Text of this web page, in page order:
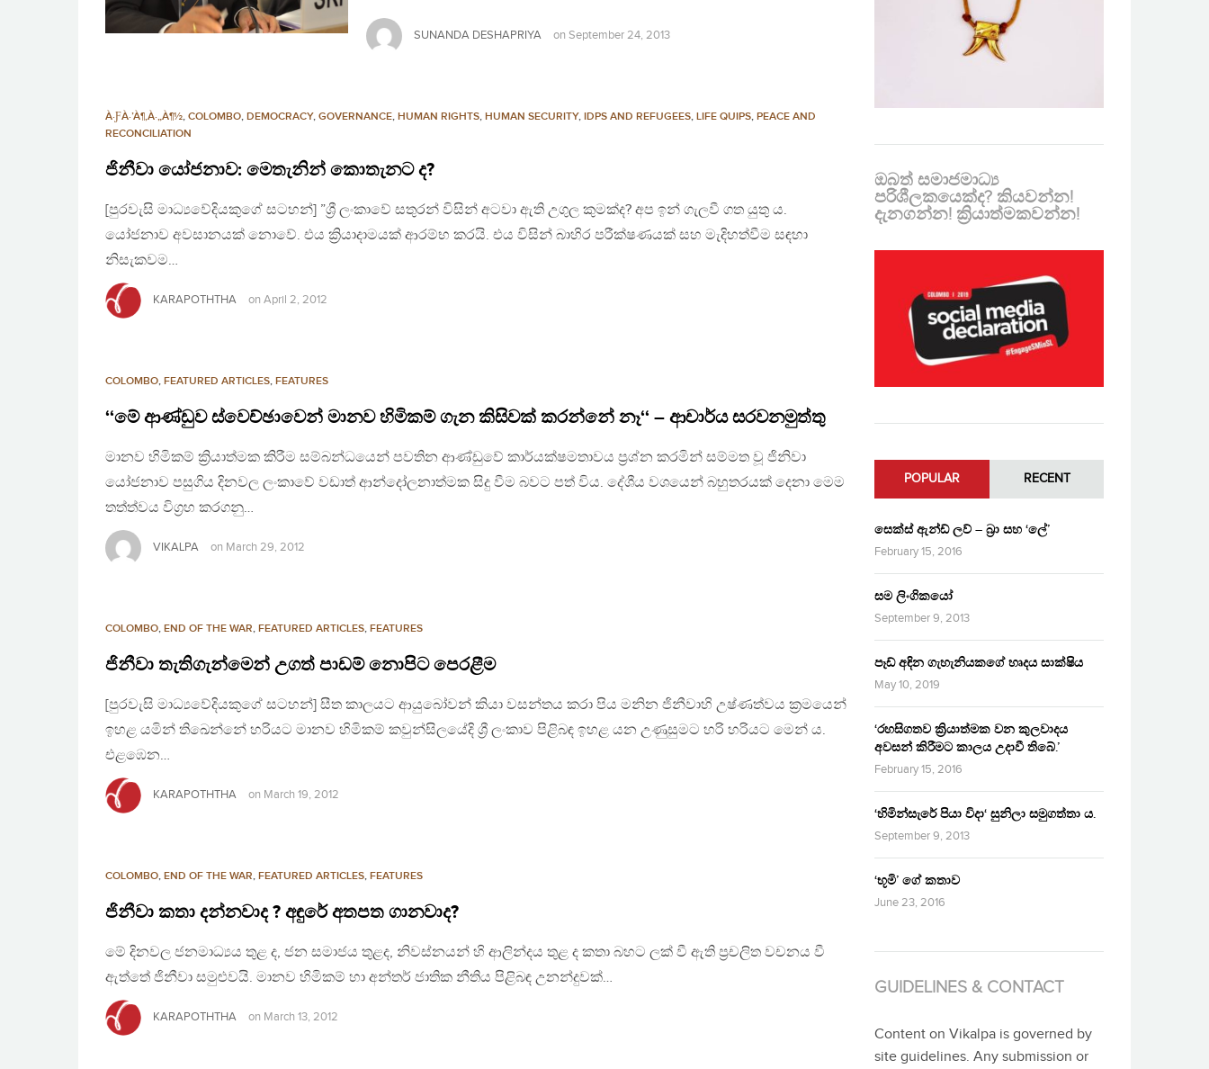
SUNANDA DESHAPRIYA on September 24, 2013
À·ƑÀ·’À¶‚À·„À¶½, COLOMBO, DEMOCRACY, GOVERNANCE, HUMAN RIGHTS, HUMAN SECURITY, IDPS AND REFUGEES, LIFE QUIPS, PEACE AND
RECONCILIATION
ජිනීවා යෝජනාව: මෙතැනින් කොතැනට ද?
[පුරවැසි මාධ්‍යවේදියකුගේ සටහන්] ”ශ්‍රී ලංකාවේ සතුරන් විසින් අටවා ඇති උගුල කුමක්ද? අප ඉන් ගැලවී ගත යුතු ය.
යෝජනාව අවසානයක් නොවේ. එය ක්‍රියාදාමයක් ආරම්භ කරයි. එය විසින් බාහිර පරීක්ෂණයක් සහ මැදිහත්වීම සඳහා
නිසැකවම…
KARAPOTHTHA on April 2, 2012
COLOMBO, FEATURED ARTICLES, FEATURES
‘‘මේ ආණ්ඩුව ස්වෙච්ඡාවෙන් මානව හිමිකම් ගැන කිසිවක් කරන්නේ නෑ‘‘ – ආචාර්ය සරවනමුත්තු
මානව හිමිකම් ක්‍රියාත්මක කිරීම සම්බන්ධයෙන් පවතින ආණ්ඩුවේ කාර්යක්ෂමතාවය ප්‍රශ්න කරමින් සම්මත වූ ජිනිවා
යෝජනාව පසුගිය දිනවල ලංකාවේ වඩාත් ආන්දෝලනාත්මක සිදු වීම බවට පත් විය. දේශීය වශයෙන් බහුතරයක් දෙනා මෙම
තත්ත්වය විග්‍රහ කරගනු…
VIKALPA on March 29, 2012
COLOMBO, END OF THE WAR, FEATURED ARTICLES, FEATURES
ජිනීවා තැතිගැන්මෙන් උගත් පාඩම් නොපිට පෙරළීම
[පුරවැසි මාධ්‍යවේදියකුගේ සටහන්] සීත කාලයට ආයුබෝවන් කියා වසන්තය කරා පිය මනින ජිනීවාහි උෂ්ණත්වය ක්‍රමයෙන්
ඉහළ යමින් තිඛෙන්නේ හරියට මානව හිමිකම් කවුන්සිලයේදි ශ්‍රී ලංකාව පිළිබඳ ඉහළ යන උණුසුමට හරි හරියට මෙන් ය.
එළඹෙන…
KARAPOTHTHA on March 19, 2012
COLOMBO, END OF THE WAR, FEATURED ARTICLES, FEATURES
ජිනීවා කතා දන්නවාද ? අඳුරේ අතපත ගානවාද?
මේ දිනවල ජනමාධ්‍යය තුළ ද, ජන සමාජය තුළද, නිවස්නයන් හි ආලින්දය තුළ ද කතා බහට ලක් වී ඇති ප්‍රචලිත වචනය වී
ඇත්තේ ජිනීවා සමුළුවයි. මානව හිමිකම් හා අන්තර් ජාතික නීතිය පිළිබඳ උනන්දුවක්…
KARAPOTHTHA on March 13, 2012
ඔබත් සමාජමාධ්‍ය
පරිශීලකයෙක්ද? කියවන්න!
දැනගන්න! ක්‍රියාත්මකවන්න!
POPULAR RECENT
සෙක්ස් ඇන්ඩ් ලව් – බ්‍රා සහ ‘ලේ’
February 15, 2016
සම ලිංගිකයෝ
September 9, 2013
පෑඩ් අඳින ගැහැනියකගේ හෘදය සාක්ෂිය
May 10, 2019
‘රහසිගතව ක්‍රියාත්මක වන කුලවාදය
අවසන් කිරීමට කාලය උදාවී තිබේ.’
February 15, 2016
‘හිමින්සැරේ පියා විදා‘ සුනිලා සමුගත්තා ය.
September 9, 2013
‘භූමි’ ගේ කතාව
June 23, 2016
GUIDELINES & CONTACT
Content on Vikalpa is governed by
site guidelines. Any submission or